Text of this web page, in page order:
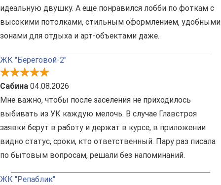
идеальную двушку. А еще понравился лобби по фоткам с
высокими потолками, стильным оформлением, удобными
зонами для отдыха и арт-объектами даже.
ЖК "Береговой-2"
Сабина 04.08.2026
Мне важно, чтобы после заселения не приходилось
выбивать из УК каждую мелочь. В случае Главстроя
заявки берут в работу и держат в курсе, в приложении
видно статус, сроки, кто ответственный. Пару раз писала
по бытовым вопросам, решали без напоминаний.
ЖК "Репаблик"